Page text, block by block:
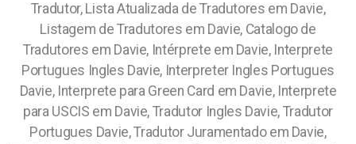
Tradutor, Lista Atualizada de Tradutores em Davie,
Listagem de Tradutores em Davie, Catalogo de
Tradutores em Davie, Intérprete em Davie, Interprete
Portugues Ingles Davie, Interpreter Ingles Portugues
Davie, Interprete para Green Card em Davie, Interprete
para USCIS em Davie, Tradutor Ingles Davie, Tradutor
Portugues Davie, Tradutor Juramentado em Davie,